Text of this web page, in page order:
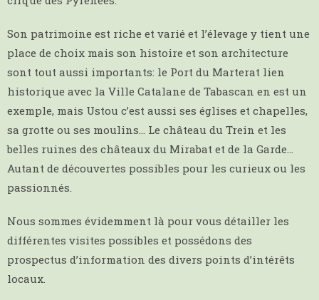
Son patrimoine est riche et varié et l’élevage y tient une
place de choix mais son histoire et son architecture
sont tout aussi importants: le Port du Marterat lien
historique avec la Ville Catalane de Tabascan en est un
exemple, mais Ustou c’est aussi ses églises et chapelles,
sa grotte ou ses moulins… Le château du Trein et les
belles ruines des châteaux du Mirabat et de la Garde…
Autant de découvertes possibles pour les curieux ou les
passionnés.
Nous sommes évidemment là pour vous détailler les
différentes visites possibles et possédons des
prospectus d’information des divers points d’intérêts
locaux.